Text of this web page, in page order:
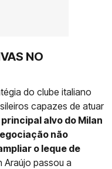
NO
do clube italiano
capazes de atuar
principal alvo do Milan
não
o leque de
Araújo passou a